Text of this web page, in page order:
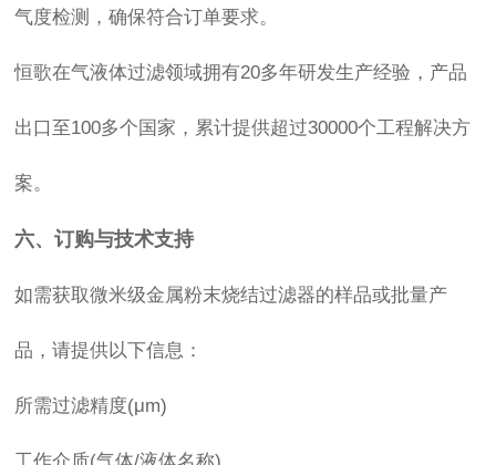
气度检测，确保符合订单要求。
恒歌在气液体过滤领域拥有20多年研发生产经验，产品
出口至100多个国家，累计提供超过30000个工程解决方
案。
六、订购与技术支持
如需获取微米级金属粉末烧结过滤器的样品或批量产
品，请提供以下信息：
所需过滤精度(μm)
工作介质(气体/液体名称)